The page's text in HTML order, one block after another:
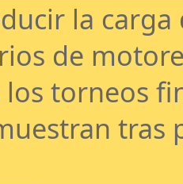
la
de
torneos
tras